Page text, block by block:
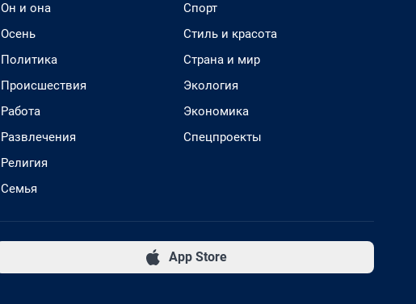
Он и она
Осень
Политика
Происшествия
Работа
Развлечения
Религия
Семья
Спорт
Стиль и красота
Страна и мир
Экология
Экономика
Спецпроекты
App Store